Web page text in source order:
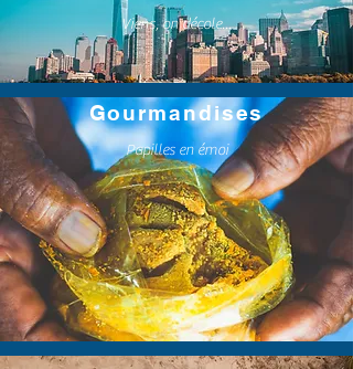
Viens, on décole...
Gourmandises
Papilles en émoi